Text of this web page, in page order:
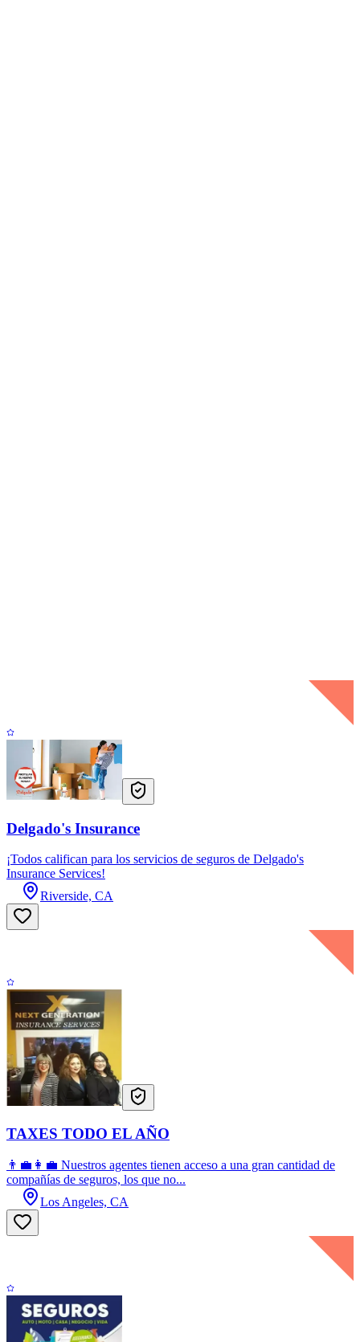
Delgado's Insurance
¡Todos califican para los servicios de seguros de Delgado's
Insurance Services!
Riverside, CA
TAXES TODO EL AÑO
👨‍💼👩‍💼 Nuestros agentes tienen acceso a una gran cantidad de
compañías de seguros, los que no...
Los Angeles, CA